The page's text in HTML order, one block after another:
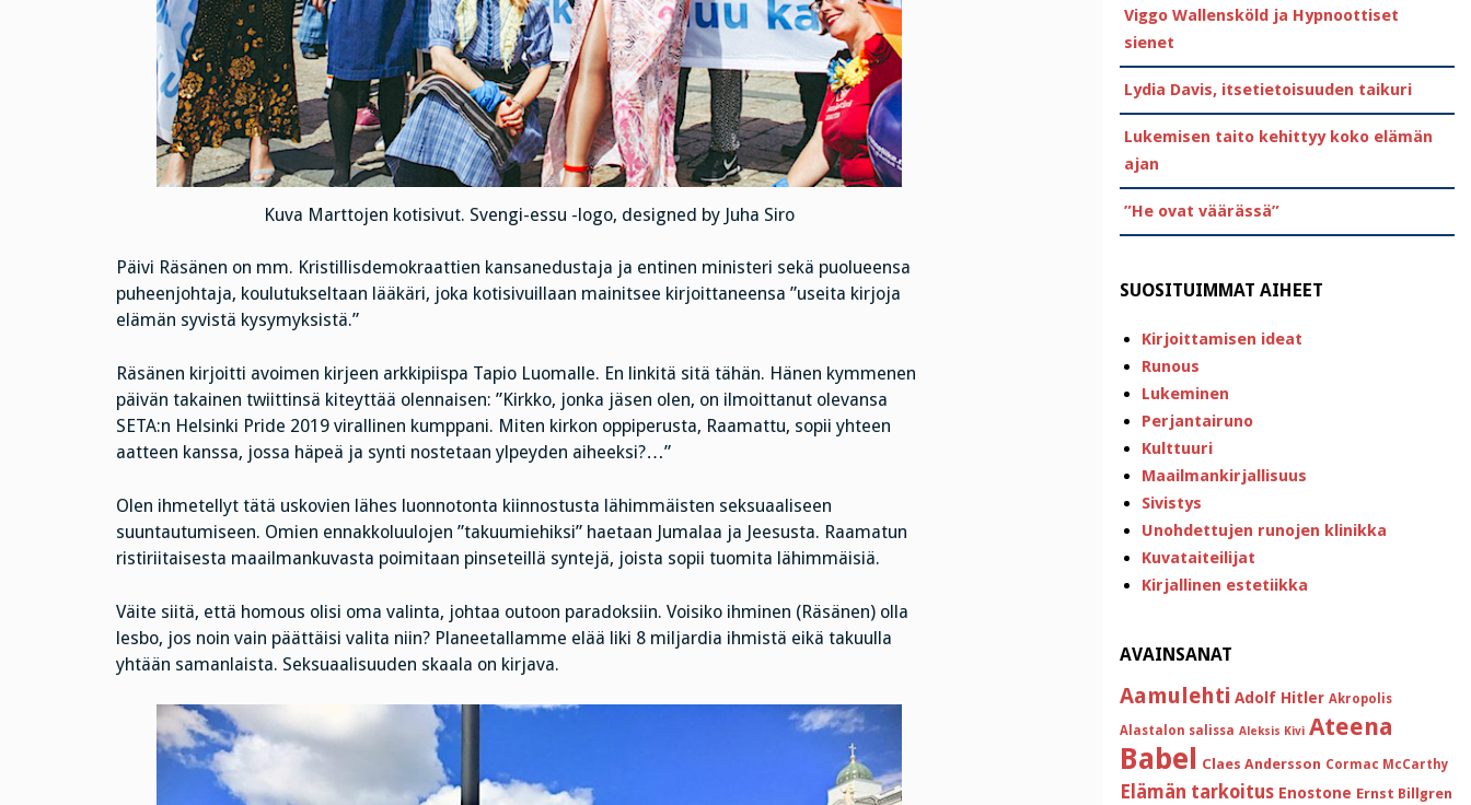
Kuva Marttojen kotisivut. Svengi-essu -logo, designed by Juha Siro
Päivi Räsänen on mm. Kristillisdemokraattien kansanedustaja ja entinen ministeri sekä puolueensa
puheenjohtaja, koulutukseltaan lääkäri, joka kotisivuillaan mainitsee kirjoittaneensa ”useita kirjoja
elämän syvistä kysymyksistä.”
Räsänen kirjoitti avoimen kirjeen arkkipiispa Tapio Luomalle. En linkitä sitä tähän. Hänen kymmenen
päivän takainen twiittinsä kiteyttää olennaisen: ”Kirkko, jonka jäsen olen, on ilmoittanut olevansa
SETA:n Helsinki Pride 2019 virallinen kumppani. Miten kirkon oppiperusta, Raamattu, sopii yhteen
aatteen kanssa, jossa häpeä ja synti nostetaan ylpeyden aiheeksi?…”
Olen ihmetellyt tätä uskovien lähes luonnotonta kiinnostusta lähimmäisten seksuaaliseen
suuntautumiseen. Omien ennakkoluulojen ”takuumiehiksi” haetaan Jumalaa ja Jeesusta. Raamatun
ristiriitaisesta maailmankuvasta poimitaan pinseteillä syntejä, joista sopii tuomita lähimmäisiä.
Väite siitä, että homous olisi oma valinta, johtaa outoon paradoksiin. Voisiko ihminen (Räsänen) olla
lesbo, jos noin vain päättäisi valita niin? Planeetallamme elää liki 8 miljardia ihmistä eikä takuulla
yhtään samanlaista. Seksuaalisuuden skaala on kirjava.
Viggo Wallensköld ja Hypnoottiset
sienet
Lydia Davis, itsetietoisuuden taikuri
Lukemisen taito kehittyy koko elämän
ajan
”He ovat väärässä”
SUOSITUIMMAT AIHEET
Kirjoittamisen ideat
Runous
Lukeminen
Perjantairuno
Kulttuuri
Maailmankirjallisuus
Sivistys
Unohdettujen runojen klinikka
Kuvataiteilijat
Kirjallinen estetiikka
AVAINSANAT
Aamulehti Adolf Hitler Akropolis
Alastalon salissa Aleksis Kivi Ateena
Babel Claes Andersson Cormac McCarthy
Elämän tarkoitus Enostone Ernst Billgren